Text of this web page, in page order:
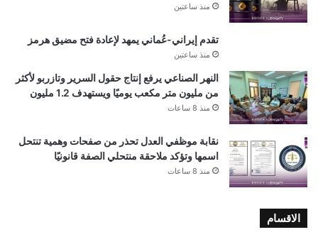
منذ ساعتين
تقدم إيراني-عُماني يمهد لإعادة فتح مضيق هرمز
منذ ساعتين
النهر الصناعي يرفع إنتاج حقول السرير وتازربو لأكثر
من مليون متر مكعب يوميًا ويستهدف 1.2 مليون
منذ 8 ساعات
نقابة موظفي العدل تحذر من صفحات وهمية تنتحل
اسمها وتؤكد ملاحقة منتحلي الصفة قانونيًا
منذ 8 ساعات
الاقسام